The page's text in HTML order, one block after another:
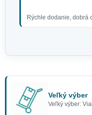
Rýchle dodanie, dobrá
Veľký výber
Veľký výber: